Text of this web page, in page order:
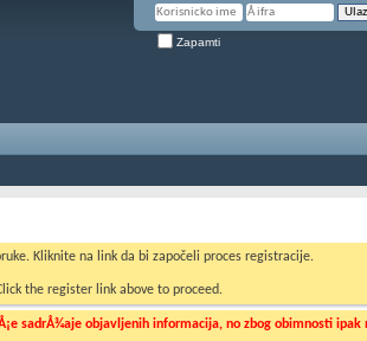
Zapamti
Kliknite na link da bi započeli proces registracije.
the register link above to proceed.
sadrÅ¾aje objavljenih informacija, no zbog obimnosti